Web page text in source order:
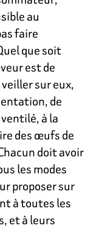
au
faire
que soit
est de
sur eux,
de
à la
des œufs de
doit avoir
les modes
proposer sur
à toutes les
et à leurs